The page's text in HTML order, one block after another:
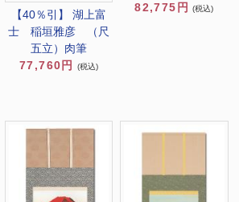
【40％引】 湖上富
士 稲垣雅彦 （尺
五立）肉筆
77,760円
(税込)
82,775円
(税込)